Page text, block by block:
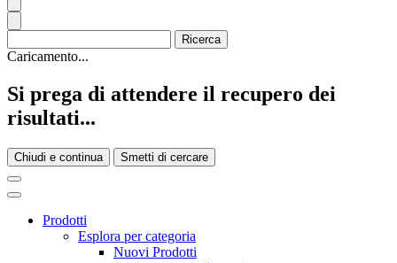
Caricamento...
Si prega di attendere il recupero dei
risultati...
Chiudi e continua Smetti di cercare
Prodotti
Esplora per categoria
Nuovi Prodotti